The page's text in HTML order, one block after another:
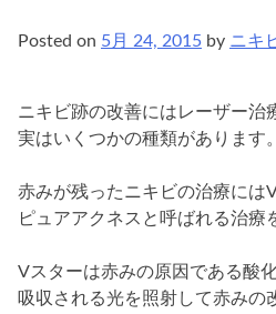
Posted on 5月 24, 2015 by ニキ
ニキビ跡の改善にはレーザー治
実はいくつかの種類があります。
赤みが残ったニキビの治療には
ピュアアクネスと呼ばれる治療
Vスターは赤みの原因である酸
吸収される光を照射して赤みの